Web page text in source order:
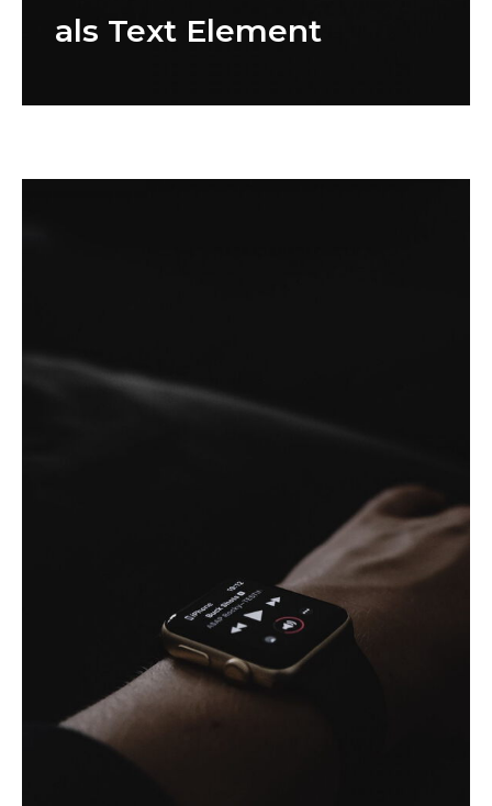
als Text Element